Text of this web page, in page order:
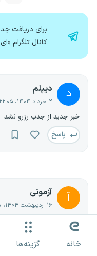
برای دریافت
کانال تلگرام
د دیپلم
۲ خرداد ۱۴۰۴، ۲۲:۰۵
خبر جدید از جذب رزرو نشد
پاسخ
آ آزمونی
۱۶ اردیبهشت ۱۴۰۴، ۲۱:۵۸
سلام کسی خبر نداره توی
خانه گزینه‌ها